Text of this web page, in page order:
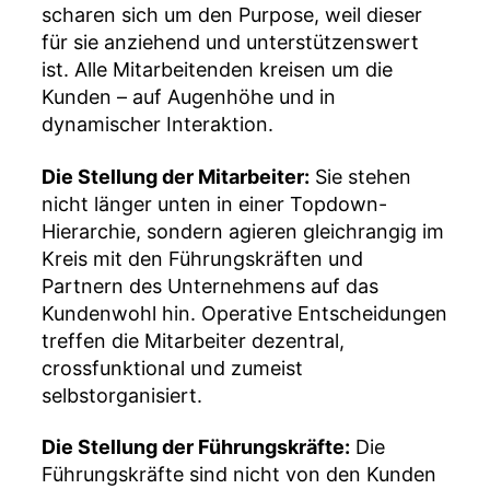
scharen sich um den Purpose, weil dieser
für sie anziehend und unterstützenswert
ist. Alle Mitarbeitenden kreisen um die
Kunden – auf Augenhöhe und in
dynamischer Interaktion.
Die Stellung der Mitarbeiter: Sie stehen
nicht länger unten in einer Topdown-
Hierarchie, sondern agieren gleichrangig im
Kreis mit den Führungskräften und
Partnern des Unternehmens auf das
Kundenwohl hin. Operative Entscheidungen
treffen die Mitarbeiter dezentral,
crossfunktional und zumeist
selbstorganisiert.
Die Stellung der Führungskräfte: Die
Führungskräfte sind nicht von den Kunden